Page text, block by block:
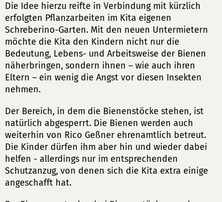
Die Idee hierzu reifte in Verbindung mit kürzlich
erfolgten Pflanzarbeiten im Kita eigenen
Schreberino-Garten. Mit den neuen Untermietern
möchte die Kita den Kindern nicht nur die
Bedeutung, Lebens- und Arbeitsweise der Bienen
näherbringen, sondern ihnen – wie auch ihren
Eltern – ein wenig die Angst vor diesen Insekten
nehmen.
Der Bereich, in dem die Bienenstöcke stehen, ist
natürlich abgesperrt. Die Bienen werden auch
weiterhin von Rico Geßner ehrenamtlich betreut.
Die Kinder dürfen ihm aber hin und wieder dabei
helfen - allerdings nur im entsprechenden
Schutzanzug, von denen sich die Kita extra einige
angeschafft hat.